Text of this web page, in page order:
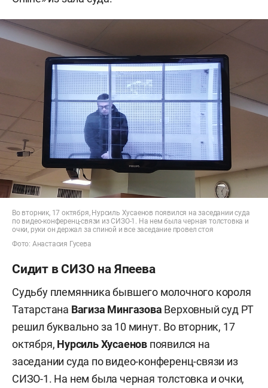
Во вторник, 17 октября, Нурсиль Хусаенов появился на заседании суда
по видео-конференц-связи из СИЗО-1. На нем была черная толстовка и
очки, руки он держал за спиной и все заседание провел стоя
Фото: Анастасия Гусева
Сидит в СИЗО на Япеева
Судьбу племянника бывшего молочного короля
Татарстана Вагиза Мингазова Верховный суд РТ
решил буквально за 10 минут. Во вторник, 17
октября, Нурсиль Хусаенов появился на
заседании суда по видео-конференц-связи из
СИЗО-1. На нем была черная толстовка и очки,